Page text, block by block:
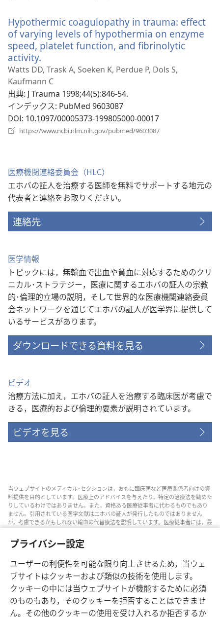
プライバシー設定
ユーザーの利便性を可能な限り向上させるため，当ウェ
ブサイトはクッキーおよび類似の技術を使用します。
クッキーの中には当ウェブサイトが機能するために必須
のものもあり，そのクッキーを拒否することはできませ
ん。その他のクッキーの使用を受け入れるか拒否するか
タ
ブ
で
開
Hypothermic coagulopathy in trauma: effect
of varying levels of hypothermia on enzyme
speed, platelet function, and fibrinolytic
activity.
し
い
タ
ブ
で
開
Watts DD, Trask A, Soeken K, Perdue P, Dols S,
Kaufmann C
出典‎: J Trauma 1998;44(5):846-54.
インデックス‎: PubMed 9603087
DOI‎: 10.1097/00005373-199805000-00017
https://www.ncbi.nlm.nih.gov/pubmed/9603087
開
医療機関連絡委員会（HLC）
エホバの証人を治療する医師を無料でサポートする地元の
代表者と連絡をお取りください。
連絡先
医学情報
トピックには，無輸血で出血や貧血に対応するためのクリ
ニカル･ストラテジー，医療に関するエホバの証人の宗教
的･倫理的立場の説明，そして世界的な医療機関連絡委員
会ネットワークを通じてエホバの証人が医学界に提供して
いるサービスがあります。
ダウンロードできる資料を見る
ビデオ
治療方法に加え，エホバの証人を治療する臨床医が考慮で
きる，医療的および倫理的要素が説明されています。
ビデオを見る
当ウェブサイトのメディカル･セクションは，おもに臨床医など医療関係者向けの資
料提供を目的としています。医療上のアドバイスを与えたり，特定の治療法を勧めた
りしているわけではありません。また，資格ある医療従事者に代わるものでもあり
ません。引用されている医学文献はエホバの証人が発行したものではありません
が，考慮できるかもしれない輸血の代替療法を説明しています。医療従事者には，最
新情報に通じるようにし，患者と治療の選択肢について話し合い，患者が自分の健
康状態，意思，価値観，信条に合った決定を下せるよう助ける責任があります。記
されている方法すべてがどの患者にも当てはまるとは限らず，患者によっては受け入
患者の皆さんへ: 自分の健康状態や治療法については，医師などの医療従事者のアド
バイスを求めるようにしてください。病気の疑いがあるなら，医師の診察を受けて
ください。
このウェブサイトの利用は，当サイトの利用規約に準拠するものとします。